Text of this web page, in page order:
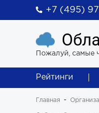
+7 (495)
Пожалуй, самые
Рейтинги
Главная